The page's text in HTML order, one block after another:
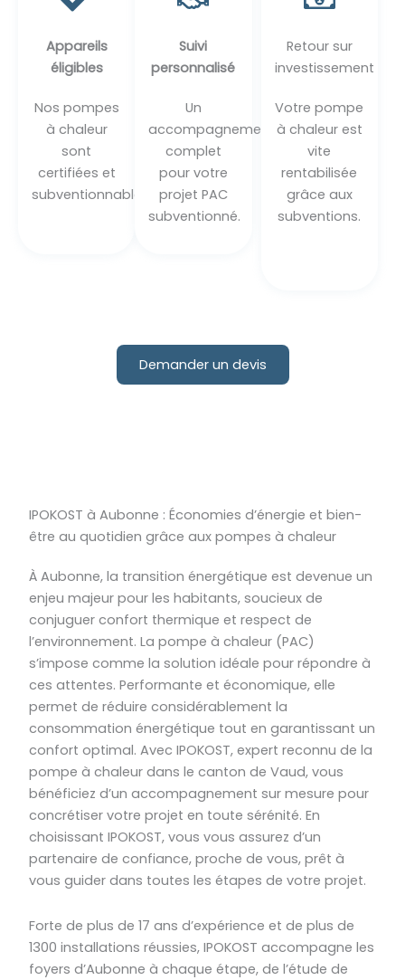
Appareils
éligibles
Nos pompes
à chaleur
sont
certifiées et
subventionnables.
Suivi
personnalisé
Un
accompagnement
complet
pour votre
projet PAC
subventionné.
Retour sur
investissement
Votre pompe
à chaleur est
vite
rentabilisée
grâce aux
subventions.
Demander un devis
IPOKOST à Aubonne : Économies d’énergie et bien-
être au quotidien grâce aux pompes à chaleur
À Aubonne, la transition énergétique est devenue un
enjeu majeur pour les habitants, soucieux de
conjuguer confort thermique et respect de
l’environnement. La pompe à chaleur (PAC)
s’impose comme la solution idéale pour répondre à
ces attentes. Performante et économique, elle
permet de réduire considérablement la
consommation énergétique tout en garantissant un
confort optimal. Avec IPOKOST, expert reconnu de la
pompe à chaleur dans le canton de Vaud, vous
bénéficiez d’un accompagnement sur mesure pour
concrétiser votre projet en toute sérénité. En
choisissant IPOKOST, vous vous assurez d’un
partenaire de confiance, proche de vous, prêt à
vous guider dans toutes les étapes de votre projet.
Forte de plus de 17 ans d’expérience et de plus de
1300 installations réussies, IPOKOST accompagne les
foyers d’Aubonne à chaque étape, de l’étude de